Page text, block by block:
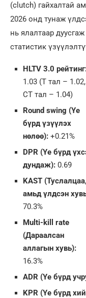
(clutch) гайхалтай
2026 онд тунаж
нь ялалтаар
статистик
HLTV 3.0
1.03 (T тал – 1.02,
CT тал – 1.04)
Round swing (Үе
бүрд үзүүлэх
нөлөө): +0.21%
DPR (Үе бүрд
дундаж): 0.69
KAST (Туслалцаа,
амьд үлдсэн
70.3%
Multi-kill rate
(Дараалсан
аллагын хувь):
16.3%
ADR (Үе бүрд
KPR (Үе бүрд